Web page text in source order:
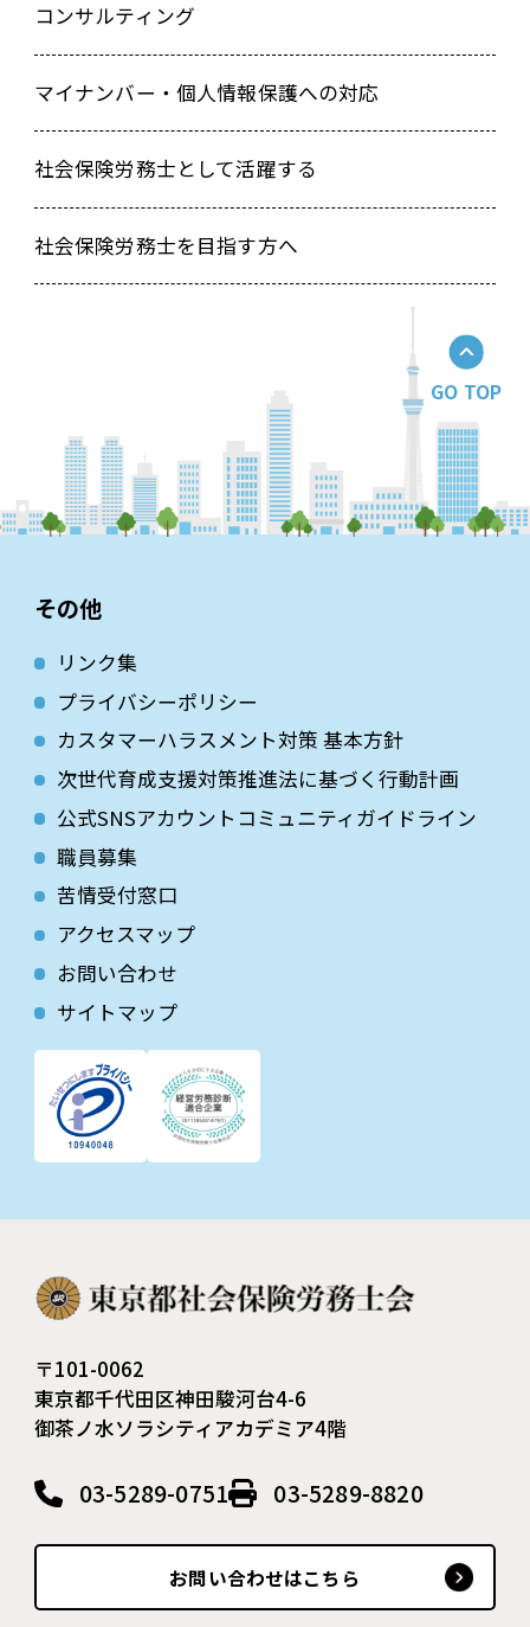
コンサルティング
マイナンバー・個人情報保護への対応
社会保険労務士として活躍する
社会保険労務士を目指す方へ
GO TOP
その他
リンク集
プライバシーポリシー
カスタマーハラスメント対策 基本方針
次世代育成⽀援対策推進法に基づく⾏動計画
公式SNSアカウントコミュニティガイドライン
職員募集
苦情受付窓口
アクセスマップ
お問い合わせ
サイトマップ
〒101-0062
東京都千代田区神田駿河台4-6
御茶ノ水ソラシティアカデミア4階
03-5289-0751 03-5289-8820
お問い合わせはこちら